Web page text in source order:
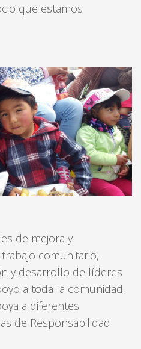
que estamos
de mejora y
comunitario,
y desarrollo de líderes
a toda la comunidad.
a diferentes
de Responsabilidad